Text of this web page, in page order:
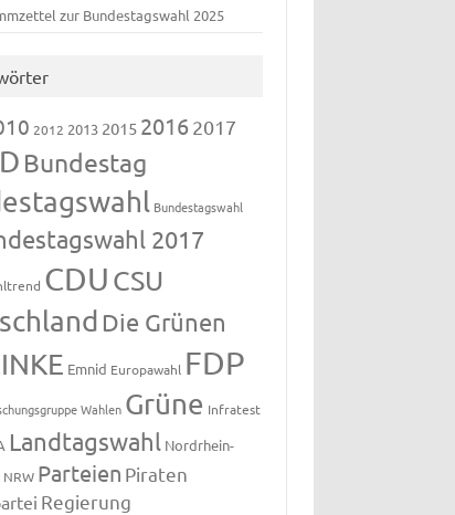
zur Bundestagswahl 2025
2012 2013 2015 20162017
Bundestag
Bundestagswahl
2017
CDUCSU
Die Grünen
Emnid Europawahl FDP
Wahlen Grüne Infratest
Landtagswahl Nordrhein-
NRW Parteien Piraten
Regierung